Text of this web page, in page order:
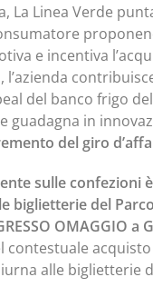
La Linea Verde
e incentiva
l’azienda
del banco frigo
guadagna in
del giro
sulle confezioni
biglietterie del
OMAGGIO a
contestuale
alle biglietterie